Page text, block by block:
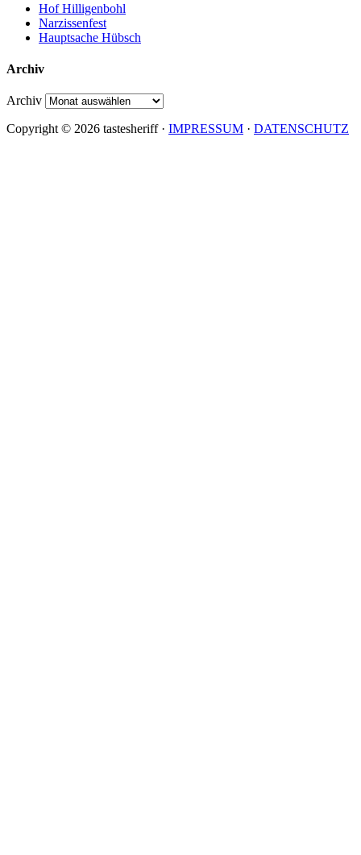
Hof Hilligenbohl
Narzissenfest
Hauptsache Hübsch
Archiv
Archiv
Copyright © 2026 tastesheriff · IMPRESSUM · DATENSCHUTZ